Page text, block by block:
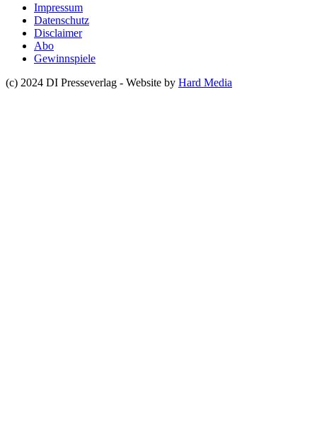
Impressum
Datenschutz
Disclaimer
Abo
Gewinnspiele
(c) 2024 DI Presseverlag - Website by Hard Media